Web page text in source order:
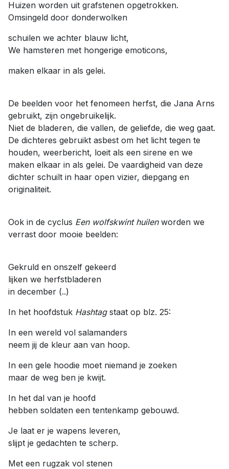
Huizen worden uit grafstenen opgetrokken.
Omsingeld door donderwolken
schuilen we achter blauw licht,
We hamsteren met hongerige emoticons,
maken elkaar in als gelei.
De beelden voor het fenomeen herfst, die Jana Arns
gebruikt, zijn ongebruikelijk.
Niet de bladeren, die vallen, de geliefde, die weg gaat.
De dichteres gebruikt asbest om het licht tegen te
houden, weerbericht, loeit als een sirene en we
maken elkaar in als gelei. De vaardigheid van deze
dichter schuilt in haar open vizier, diepgang en
originaliteit.
Ook in de cyclus Een wolfskwint huilen worden we
verrast door mooie beelden:
Gekruld en onszelf gekeerd
lijken we herfstbladeren
in december (..)
In het hoofdstuk Hashtagstaat op blz. 25:
In een wereld vol salamanders
neem jij de kleur aan van hoop.
In een gele hoodie moet niemand je zoeken
maar de weg ben je kwijt.
In het dal van je hoofd
hebben soldaten een tentenkamp gebouwd.
Je laat er je wapens leveren,
slijpt je gedachten te scherp.
Met een rugzak vol stenen